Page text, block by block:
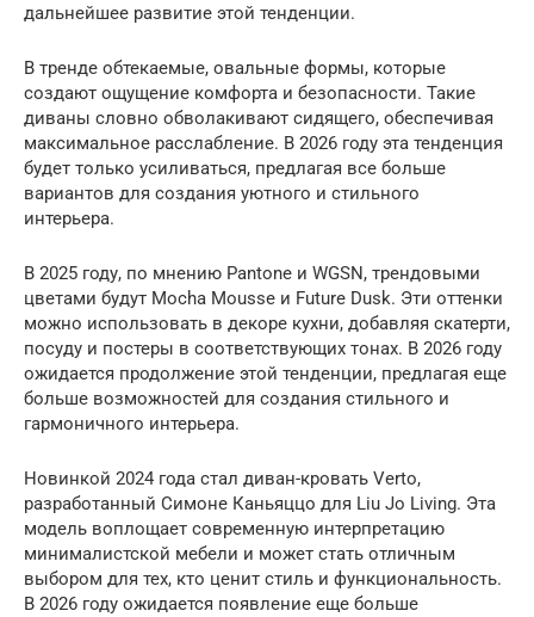
дальнейшее развитие этой тенденции.
В тренде обтекаемые, овальные формы, которые
создают ощущение комфорта и безопасности. Такие
диваны словно обволакивают сидящего, обеспечивая
максимальное расслабление. В 2026 году эта тенденция
будет только усиливаться, предлагая все больше
вариантов для создания уютного и стильного
интерьера.
В 2025 году, по мнению Pantone и WGSN, трендовыми
цветами будут Mocha Mousse и Future Dusk. Эти оттенки
можно использовать в декоре кухни, добавляя скатерти,
посуду и постеры в соответствующих тонах. В 2026 году
ожидается продолжение этой тенденции, предлагая еще
больше возможностей для создания стильного и
гармоничного интерьера.
Новинкой 2024 года стал диван-кровать Verto,
разработанный Симоне Каньяццо для Liu Jo Living. Эта
модель воплощает современную интерпретацию
минималистской мебели и может стать отличным
выбором для тех, кто ценит стиль и функциональность.
В 2026 году ожидается появление еще больше